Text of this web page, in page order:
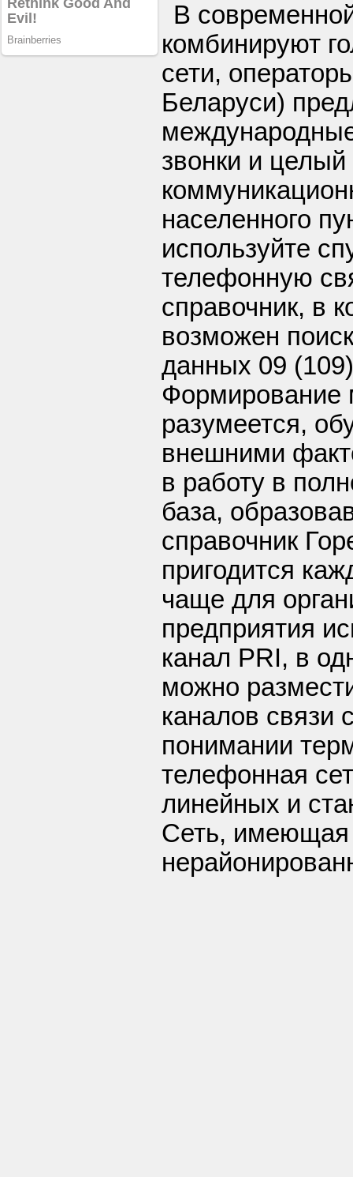
В
комбинируют
сети,
Беларуси)
звонки и
населенного
используйте
телефонную
справочник, в
возможен
данных 09
Формирование
разумеется,
внешними
в работу в
база,
справочник
пригодится
чаще для
предприятия
канал PRI, в
можно
каналов
понимании
телефонная
линейных и
Сеть, имеющая